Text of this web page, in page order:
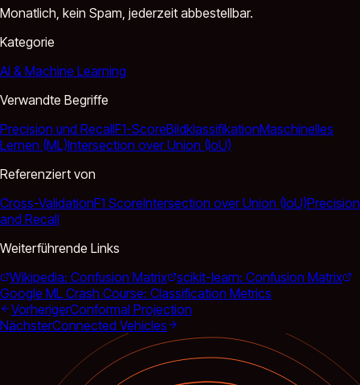
Monatlich, kein Spam, jederzeit abbestellbar.
Kategorie
AI & Machine Learning
Verwandte Begriffe
Precision und RecallF1-ScoreBildklassifikationMaschinelles
Lernen (ML)Intersection over Union (IoU)
Referenziert von
Cross-ValidationF1 ScoreIntersection over Union (IoU)Precision
and Recall
Weiterführende Links
Wikipedia: Confusion Matrix scikit-learn: Confusion Matrix
Google ML Crash Course: Classification Metrics
VorherigerConformal Projection
NächsterConnected Vehicles